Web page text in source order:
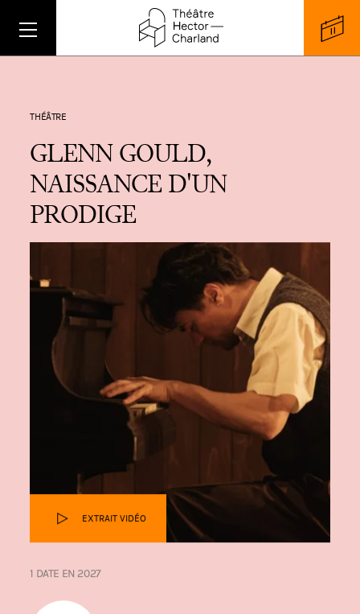
THÉÂTRE
GLENN GOULD,
NAISSANCE D'UN
PRODIGE
EXTRAIT VIDÉO
1 DATE EN 2027